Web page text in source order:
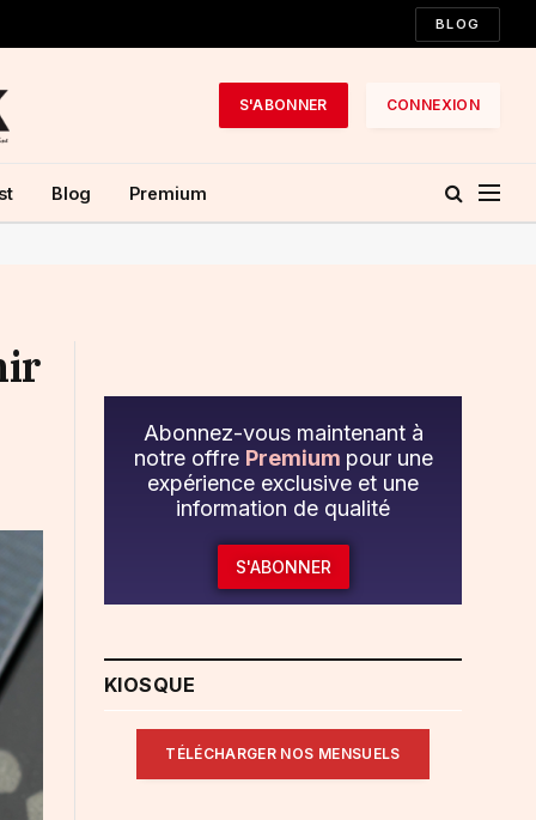
BLOG
S'ABONNER CONNEXION
Blog Premium
Abonnez-vous maintenant à
notre offre Premium pour une
expérience exclusive et une
information de qualité
S'ABONNER
KIOSQUE
TÉLÉCHARGER NOS MENSUELS